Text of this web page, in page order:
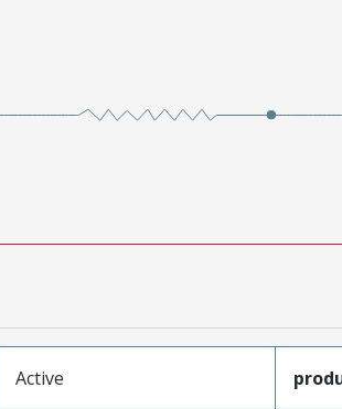
Active